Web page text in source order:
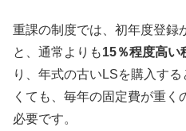
重課の制度では、初年度登録
と、通常よりも15％程度高い
り、年式の古いLSを購入す
くても、毎年の固定費が重
必要です。